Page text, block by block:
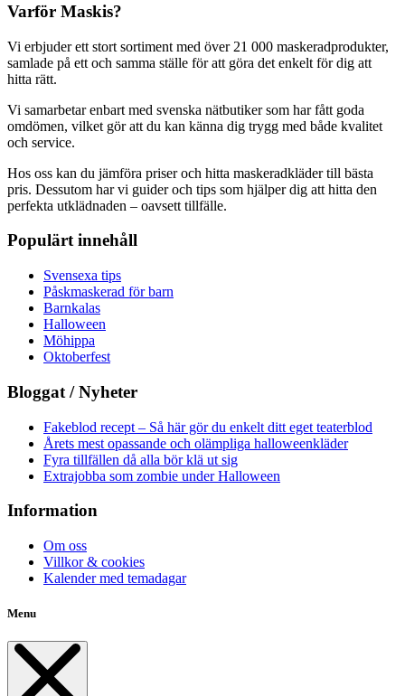
Varför Maskis?
Vi erbjuder ett stort sortiment med över 21 000 maskeradprodukter,
samlade på ett och samma ställe för att göra det enkelt för dig att
hitta rätt.
Vi samarbetar enbart med svenska nätbutiker som har fått goda
omdömen, vilket gör att du kan känna dig trygg med både kvalitet
och service.
Hos oss kan du jämföra priser och hitta maskeradkläder till bästa
pris. Dessutom har vi guider och tips som hjälper dig att hitta den
perfekta utklädnaden – oavsett tillfälle.
Populärt innehåll
Svensexa tips
Påskmaskerad för barn
Barnkalas
Halloween
Möhippa
Oktoberfest
Bloggat / Nyheter
Fakeblod recept – Så här gör du enkelt ditt eget teaterblod
Årets mest opassande och olämpliga halloweenkläder
Fyra tillfällen då alla bör klä ut sig
Extrajobba som zombie under Halloween
Information
Om oss
Villkor & cookies
Kalender med temadagar
Menu